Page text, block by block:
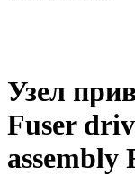
Узел
Fuser
assembly